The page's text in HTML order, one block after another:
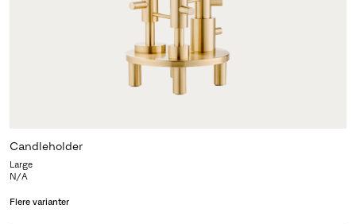
Candleholder
Large
N/A
Flere varianter